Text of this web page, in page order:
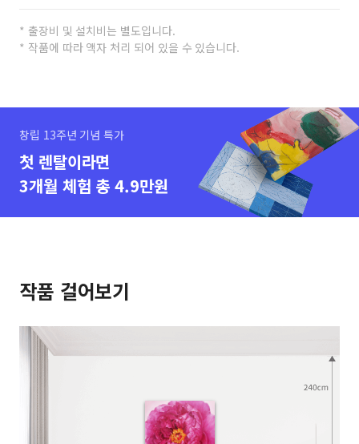
* 출장비 및 설치비는 별도입니다.
* 작품에 따라 액자 처리 되어 있을 수 있습니다.
창립 13주년 기념 특가
첫 렌탈이라면
3개월 체험 총 4.9만원
작품 걸어보기